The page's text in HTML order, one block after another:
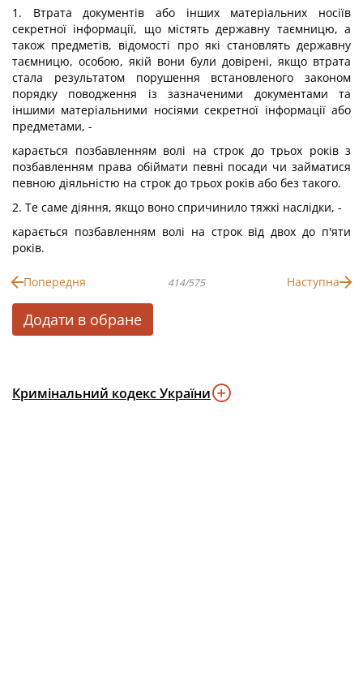
1. Втрата документів або інших матеріальних носіїв
секретної інформації, що містять державну таємницю, а
також предметів, відомості про які становлять державну
таємницю, особою, якій вони були довірені, якщо втрата
стала результатом порушення встановленого законом
порядку поводження із зазначеними документами та
іншими матеріальними носіями секретної інформації або
предметами, -
карається позбавленням волі на строк до трьох років з
позбавленням права обіймати певні посади чи займатися
певною діяльністю на строк до трьох років або без такого.
2. Те саме діяння, якщо воно спричинило тяжкі наслідки, -
карається позбавленням волі на строк від двох до п'яти
років.
Попередня 414/575 Наступна
Додати в обране
Кримінальний кодекс України